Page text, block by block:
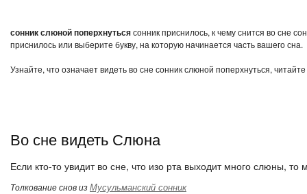
сонник слюной поперхнутьсясонник приснилось, к чему снится во сне
приснилось или выберите букву, на которую начинается часть вашего сна.
Узнайте, что означает видеть во сне сонник слюной поперхнуться,
Во сне видеть Слюна
Если кто-то увидит во сне, что изо рта выходит много слюны,
Толкование снов изМусульманский сонник